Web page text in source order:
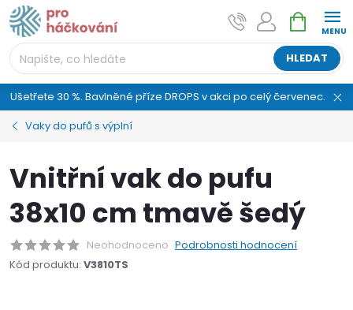
Přejít
na
obsah
HLEDAT
NÁKUPNÍ
KOŠÍK
Ušetřete 30 %. Bavlněné příze DROPS v akci po celý červenec.
Vaky do pufů s výplní
Vnitřní vak do pufu
38x10 cm tmavě šedý
Neohodnoceno Podrobnosti hodnocení
Kód produktu: V3810TS
AI asistent "pani Klubíčková" –
ProHackovani.cz
Jsme e-shop s více než osmiletou tradicí a máme pro
vás připraveno více než 25 tisíc produktů. Vše skladem,
připravené k odeslání.